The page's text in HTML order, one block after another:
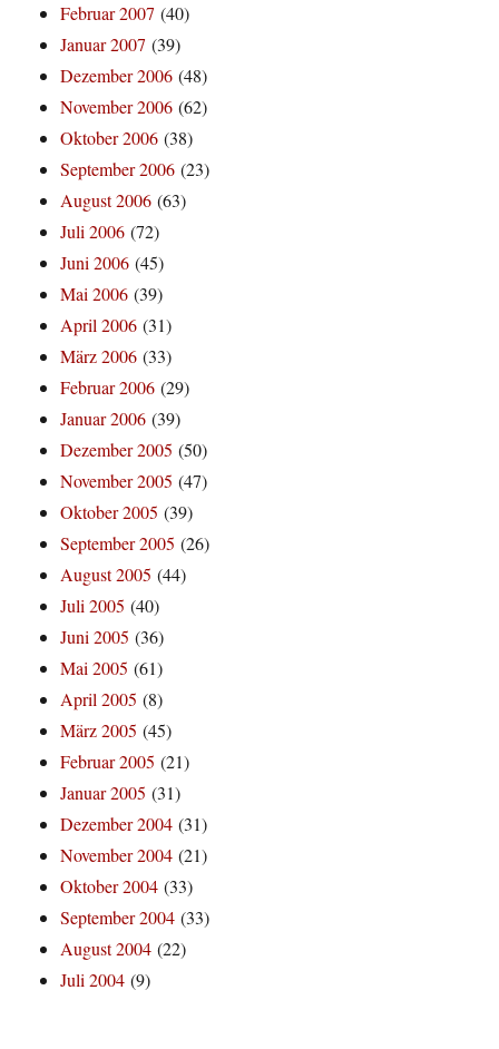
Februar 2007 (40)
Januar 2007 (39)
Dezember 2006 (48)
November 2006 (62)
Oktober 2006 (38)
September 2006 (23)
August 2006 (63)
Juli 2006 (72)
Juni 2006 (45)
Mai 2006 (39)
April 2006 (31)
März 2006 (33)
Februar 2006 (29)
Januar 2006 (39)
Dezember 2005 (50)
November 2005 (47)
Oktober 2005 (39)
September 2005 (26)
August 2005 (44)
Juli 2005 (40)
Juni 2005 (36)
Mai 2005 (61)
April 2005 (8)
März 2005 (45)
Februar 2005 (21)
Januar 2005 (31)
Dezember 2004 (31)
November 2004 (21)
Oktober 2004 (33)
September 2004 (33)
August 2004 (22)
Juli 2004 (9)